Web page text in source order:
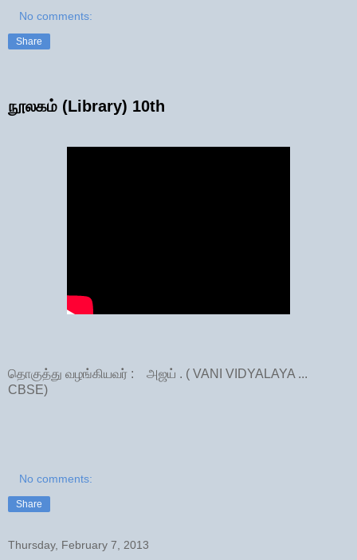
No comments:
Share
நூலகம் (Library) 10th
தொகுத்து வழங்கியவர் : அஜய் . ( VANI VIDYALAYA ...
CBSE)
No comments:
Share
Thursday, February 7, 2013